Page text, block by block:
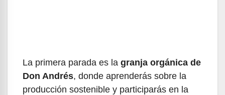
La primera parada es la granja orgánica de
Don Andrés, donde aprenderás sobre la
producción sostenible y participarás en la